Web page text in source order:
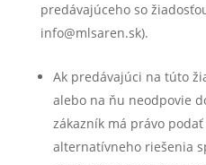
predávajúceho so
info@mlsaren.sk).
Ak predávajúci na túto
alebo na ňu neodpovie
zákazník má právo
alternatívneho riešenia